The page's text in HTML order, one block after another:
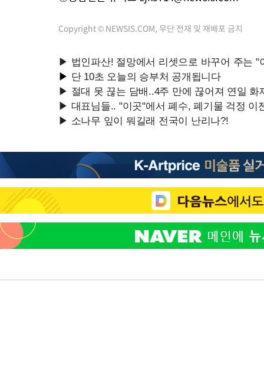
Copyright © NEWSIS.COM, 무단 전재 및 재배포 금지